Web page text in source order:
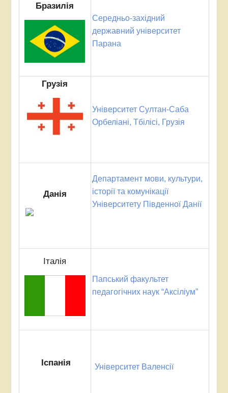
Бразилія
Середньо-західний
державний університет
Парана
Грузія
Університет Султан-Саба
Орбеліані, Тбілісі, Грузія
Данія
Департамент мови, культури,
історії та комунікації
Університету Південної Данії
Італія
Папський факультет
педагогічних наук “Аксіліум”
Іспанія Університет Валенсії